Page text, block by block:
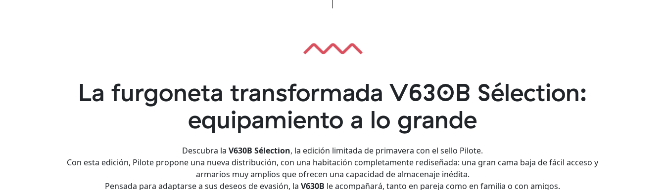
La furgoneta transformada V630B Sélection:
equipamiento a lo grande
Descubra la V630B Sélection, la edición limitada de primavera con el sello Pilote.
Con esta edición, Pilote propone una nueva distribución, con una habitación completamente rediseñada: una gran cama baja de fácil acceso y
armarios muy amplios que ofrecen una capacidad de almacenaje inédita.
Pensada para adaptarse a sus deseos de evasión, la V630B le acompañará, tanto en pareja como en familia o con amigos.